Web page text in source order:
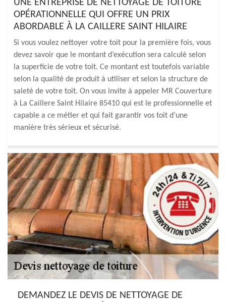
UNE ENTREPRISE DE NETTOYAGE DE TOITURE
OPÉRATIONNELLE QUI OFFRE UN PRIX
ABORDABLE À LA CAILLERE SAINT HILAIRE
Si vous voulez nettoyer votre toit pour la première fois, vous
devez savoir que le montant d’exécution sera calculé selon
la superficie de votre toit. Ce montant est toutefois variable
selon la qualité de produit à utiliser et selon la structure de
saleté de votre toit. On vous invite à appeler MR Couverture
à La Caillere Saint Hilaire 85410 qui est le professionnelle et
capable a ce métier et qui fait garantir vos toit d’une
manière très sérieux et sécurisé.
DEMANDEZ LE DEVIS DE NETTOYAGE DE